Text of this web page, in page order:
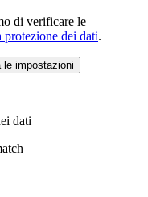
di verificare le
dei dati.
le impostazioni
dati